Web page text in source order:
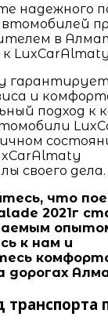
надежного
в
и
подход к
своего дела.
что
2021г
к нам и
дорогах